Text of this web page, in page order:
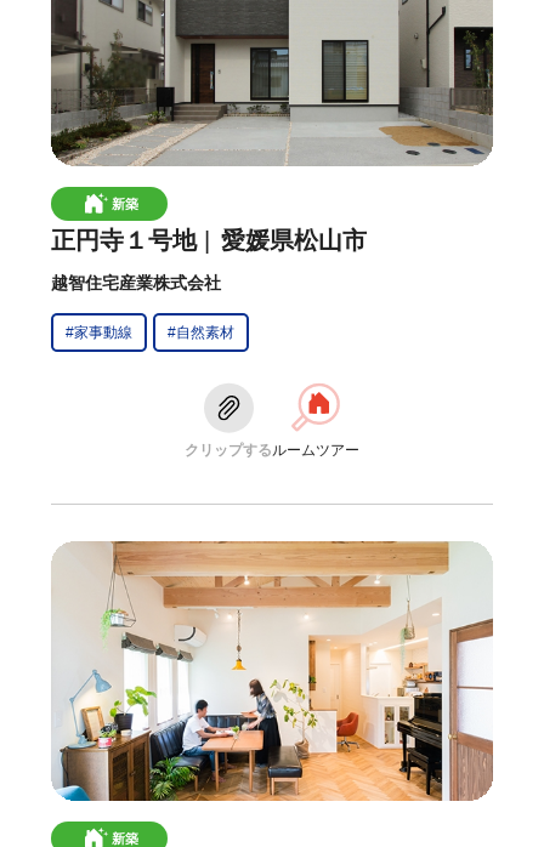
新築
正円寺１号地 愛媛県松山市
越智住宅産業株式会社
#家事動線 #自然素材
クリップするルームツアー
新築